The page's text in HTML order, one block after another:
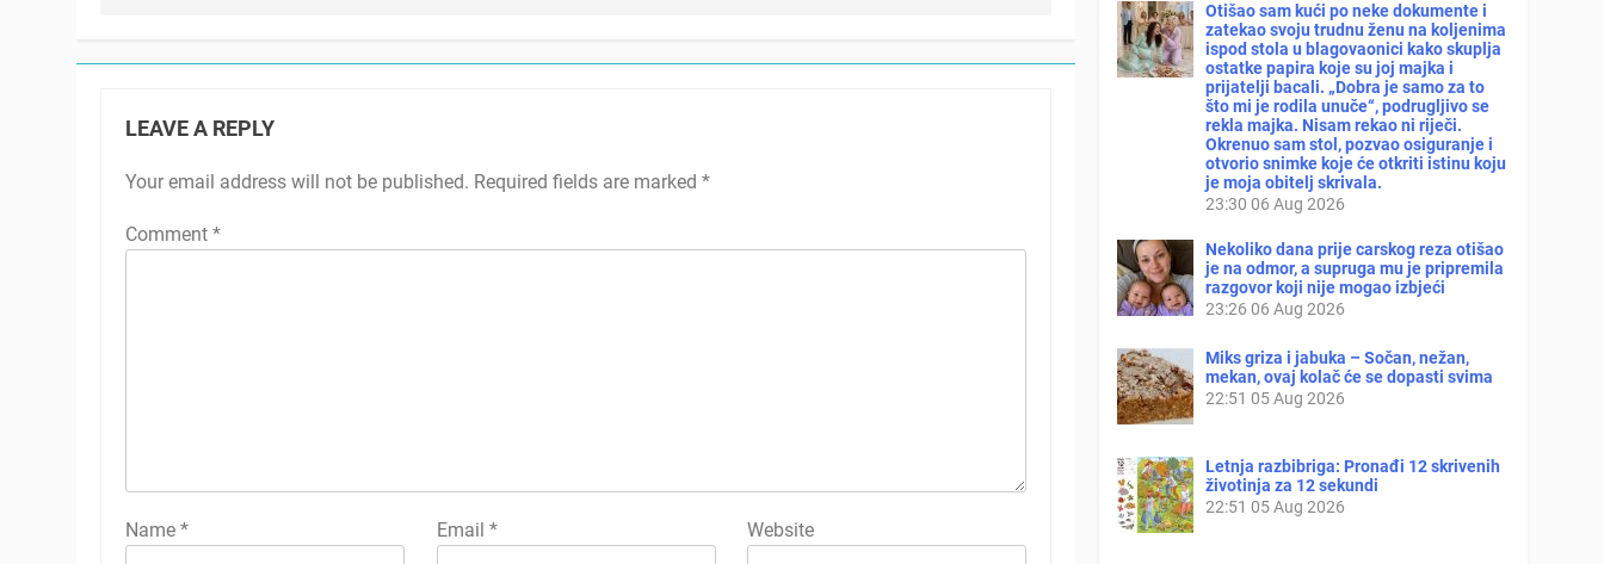
LEAVE A REPLY
Your email address will not be published. Required fields are marked *
Comment *
Name * Email * Website
Otišao sam kući po neke dokumente i
zatekao svoju trudnu ženu na koljenima
ispod stola u blagovaonici kako skuplja
ostatke papira koje su joj majka i
prijatelji bacali. „Dobra je samo za to
što mi je rodila unuče“, podrugljivo se
rekla majka. Nisam rekao ni riječi.
Okrenuo sam stol, pozvao osiguranje i
otvorio snimke koje će otkriti istinu koju
je moja obitelj skrivala.
23:30 06 Aug 2026
Nekoliko dana prije carskog reza otišao
je na odmor, a supruga mu je pripremila
razgovor koji nije mogao izbjeći
23:26 06 Aug 2026
Miks griza i jabuka – Sočan, nežan,
mekan, ovaj kolač će se dopasti svima
22:51 05 Aug 2026
Letnja razbibriga: Pronađi 12 skrivenih
životinja za 12 sekundi
22:51 05 Aug 2026